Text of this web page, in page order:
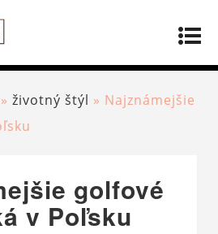
» životný štýl » Najznámejšie
golfové
v Poľsku